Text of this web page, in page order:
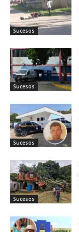
Sucesos
Sucesos
Sucesos
Sucesos